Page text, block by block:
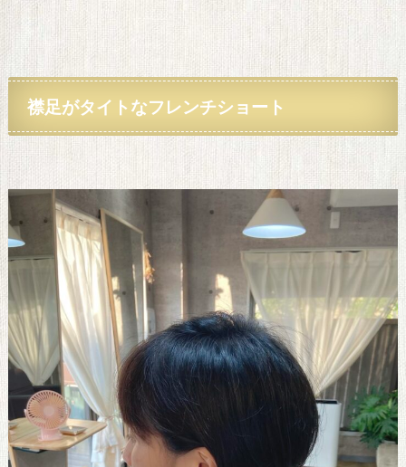
襟足がタイトなフレンチショート